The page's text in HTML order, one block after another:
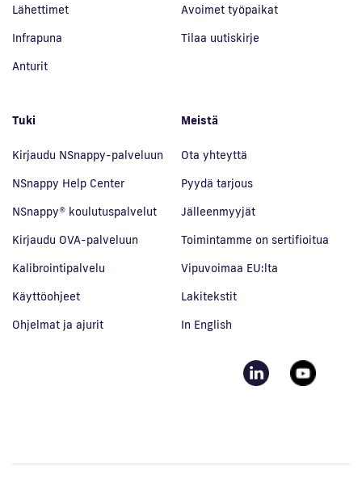
Lähettimet
Infrapuna
Anturit
Avoimet työpaikat
Tilaa uutiskirje
Tuki
Kirjaudu NSnappy-palveluun
NSnappy Help Center
NSnappy® koulutuspalvelut
Kirjaudu OVA-palveluun
Kalibrointipalvelu
Käyttöohjeet
Ohjelmat ja ajurit
Meistä
Ota yhteyttä
Pyydä tarjous
Jälleenmyyjät
Toimintamme on sertifioitua
Vipuvoimaa EU:lta
Lakitekstit
In English